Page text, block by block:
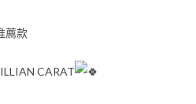
薦款
CARAT